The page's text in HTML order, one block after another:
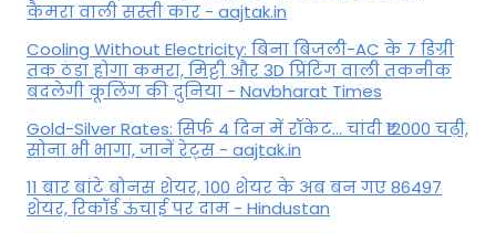
कैमरा वाली सस्ती कार - aajtak.in
Cooling Without Electricity: बिना बिजली-AC के 7 डिग्री
तक ठंडा होगा कमरा, मिट्टी और 3D प्रिंटिंग वाली तकनीक
बदलेगी कूलिंग की दुनिया - Navbharat Times
Gold-Silver Rates: सिर्फ 4 दिन में रॉकेट... चांदी ₹12000 चढ़ी,
सोना भी भागा, जानें रेट्स - aajtak.in
11 बार बांटे बोनस शेयर, 100 शेयर के अब बन गए 86497
शेयर, रिकॉर्ड ऊंचाई पर दाम - Hindustan